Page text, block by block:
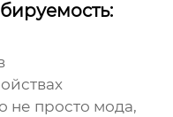
не просто мода,